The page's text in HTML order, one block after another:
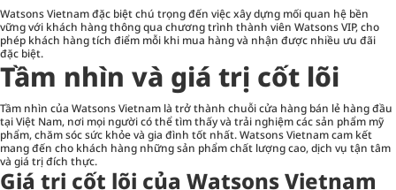
Watsons Vietnam đặc biệt chú trọng đến việc xây dựng mối quan hệ bền
vững với khách hàng thông qua chương trình thành viên Watsons VIP, cho
phép khách hàng tích điểm mỗi khi mua hàng và nhận được nhiều ưu đãi
đặc biệt.
Tầm nhìn và giá trị cốt lõi
Tầm nhìn của Watsons Vietnam là trở thành chuỗi cửa hàng bán lẻ hàng đầu
tại Việt Nam, nơi mọi người có thể tìm thấy và trải nghiệm các sản phẩm mỹ
phẩm, chăm sóc sức khỏe và gia đình tốt nhất. Watsons Vietnam cam kết
mang đến cho khách hàng những sản phẩm chất lượng cao, dịch vụ tận tâm
và giá trị đích thực.
Giá trị cốt lõi của Watsons Vietnam